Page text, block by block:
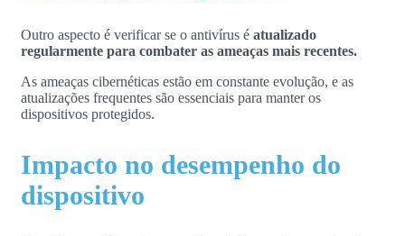
Outro aspecto é verificar se o antivírus é atualizado
regularmente para combater as ameaças mais recentes.
As ameaças cibernéticas estão em constante evolução, e as
atualizações frequentes são essenciais para manter os
dispositivos protegidos.
Impacto no desempenho do
dispositivo